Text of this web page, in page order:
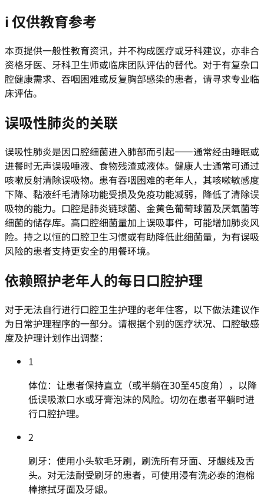
ℹ仅供教育参考
本页提供一般性教育资讯，并不构成医疗或牙科建议，亦非合
资格牙医、牙科卫生师或临床团队评估的替代。对于有复杂口
腔健康需求、吞咽困难或反复胸部感染的患者，请寻求专业临
床评估。
误吸性肺炎的关联
误吸性肺炎是因口腔细菌进入肺部而引起——通常经由睡眠或
进餐时无声误吸唾液、食物残渣或液体。健康人士通常可通过
咳嗽反射清除误吸物。患有吞咽困难的老年人，其咳嗽敏感度
下降、黏液纤毛清除功能受损及免疫功能减弱，降低了清除误
吸物的能力。口腔是肺炎链球菌、金黄色葡萄球菌及厌氧菌等
细菌的储存库。高口腔细菌量加上误吸事件，可能增加肺炎风
险。持之以恒的口腔卫生习惯或有助降低此细菌量，为有误吸
风险的患者支持更安全的用餐环境。
依赖照护老年人的每日口腔护理
对于无法自行进行口腔卫生护理的老年住客，以下做法建议作
为日常护理程序的一部分。请根据个别的医疗状况、口腔敏感
度及护理计划作出调整：
1
体位：让患者保持直立（或半躺在30至45度角），以降
低误吸漱口水或牙膏泡沫的风险。切勿在患者平躺时进
行口腔护理。
2
刷牙：使用小头软毛牙刷，刷洗所有牙面、牙龈线及舌
头。对无法耐受刷牙的患者，可使用浸有洗必泰的泡棉
棒擦拭牙面及牙龈。